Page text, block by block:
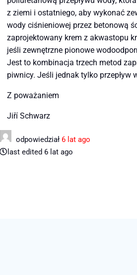
z ziemi i ostatniego, aby wykonać
wody ciśnieniowej przez betonową
zaprojektowany krem ​​z akwastopu
jeśli zewnętrzne pionowe
Jest to kombinacja trzech metod
piwnicy. Jeśli jednak tylko
Z poważaniem
Jiří Schwarz
odpowiedział 6 lat ago
last edited 6 lat ago